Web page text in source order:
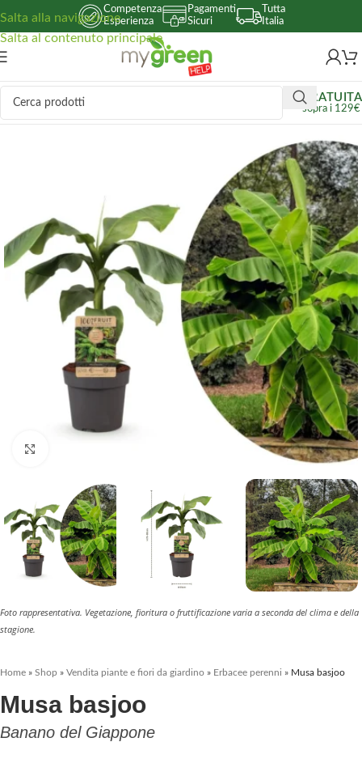
Salta alla navigazione
Salta al contenuto principale
Competenza
Esperienza
Pagamenti
Sicuri
Tutta
Italia
GRATUITA
sopra i 129€
Foto rappresentativa. Vegetazione, fioritura o fruttificazione varia a seconda del clima e della
stagione.
Home » Shop » Vendita piante e fiori da giardino » Erbacee perenni » Musa basjoo
Musa basjoo
Banano del Giappone